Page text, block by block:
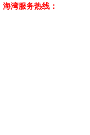
海湾服务热线：